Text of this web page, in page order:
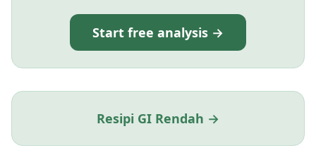
Start free analysis →
Resipi GI Rendah →